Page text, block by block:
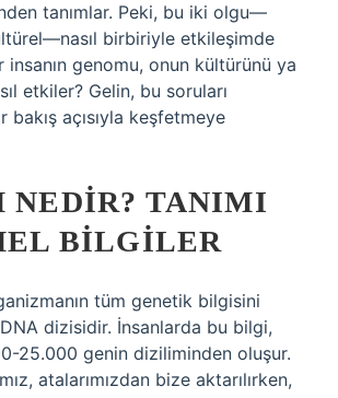
tanımlar. Peki, bu iki olgu—
birbiriyle etkileşimde
insanın genomu, onun kültürünü ya
etkiler? Gelin, bu soruları
açısıyla keşfetmeye
NEDIR? TANIMI
BILGILER
tüm genetik bilgisini
dizisidir. İnsanlarda bu bilgi,
25.000 genin diziliminden oluşur.
atalarımızdan bize aktarılırken,